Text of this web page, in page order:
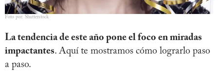
Foto por: Shutterstock
La tendencia de este año pone el foco en miradas
impactantes. Aquí te mostramos cómo lograrlo paso
a paso.